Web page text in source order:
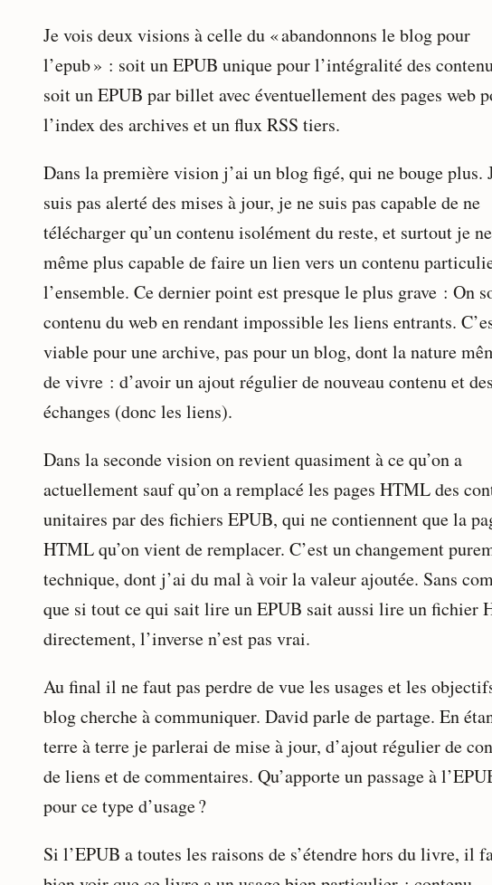
Je vois deux visions à celle du « abandonnons le blog pour
l’epub » : soit un EPUB unique pour l’intégralité des
soit un EPUB par billet avec éventuellement des pages web
l’index des archives et un flux RSS tiers.
Dans la première vision j’ai un blog figé, qui ne bouge plus.
suis pas alerté des mises à jour, je ne suis pas capable de ne
télécharger qu’un contenu isolément du reste, et surtout je
même plus capable de faire un lien vers un contenu
l’ensemble. Ce dernier point est presque le plus grave : On
contenu du web en rendant impossible les liens entrants.
viable pour une archive, pas pour un blog, dont la nature
de vivre : d’avoir un ajout régulier de nouveau contenu et des
échanges (donc les liens).
Dans la seconde vision on revient quasiment à ce qu’on a
actuellement sauf qu’on a remplacé les pages HTML des
unitaires par des fichiers EPUB, qui ne contiennent que la
HTML qu’on vient de remplacer. C’est un changement
technique, dont j’ai du mal à voir la valeur ajoutée. Sans
que si tout ce qui sait lire un EPUB sait aussi lire un fichier
directement, l’inverse n’est pas vrai.
Au final il ne faut pas perdre de vue les usages et les
blog cherche à communiquer. David parle de partage. En
terre à terre je parlerai de mise à jour, d’ajout régulier de
de liens et de commentaires. Qu’apporte un passage à
pour ce type d’usage ?
Si l’EPUB a toutes les raisons de s’étendre hors du livre, il